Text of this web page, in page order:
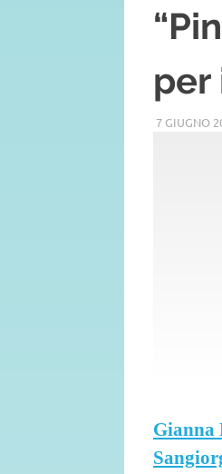
per
7 GIUGNO
Gianna